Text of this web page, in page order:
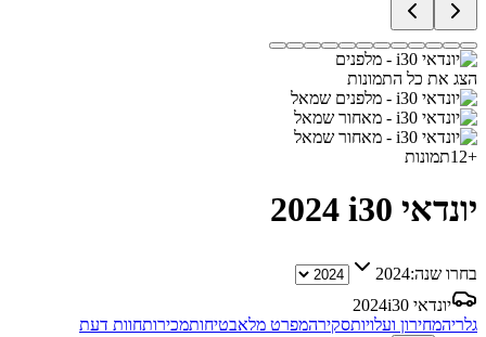
הצג את כל התמונות
+
12תמונות
יונדאי i30 2024
בחרו שנה:2024
יונדאי i30
2024
גלריהמחירון ועלויותסקירהמפרט מלאבטיחותמכירותחוות דעת